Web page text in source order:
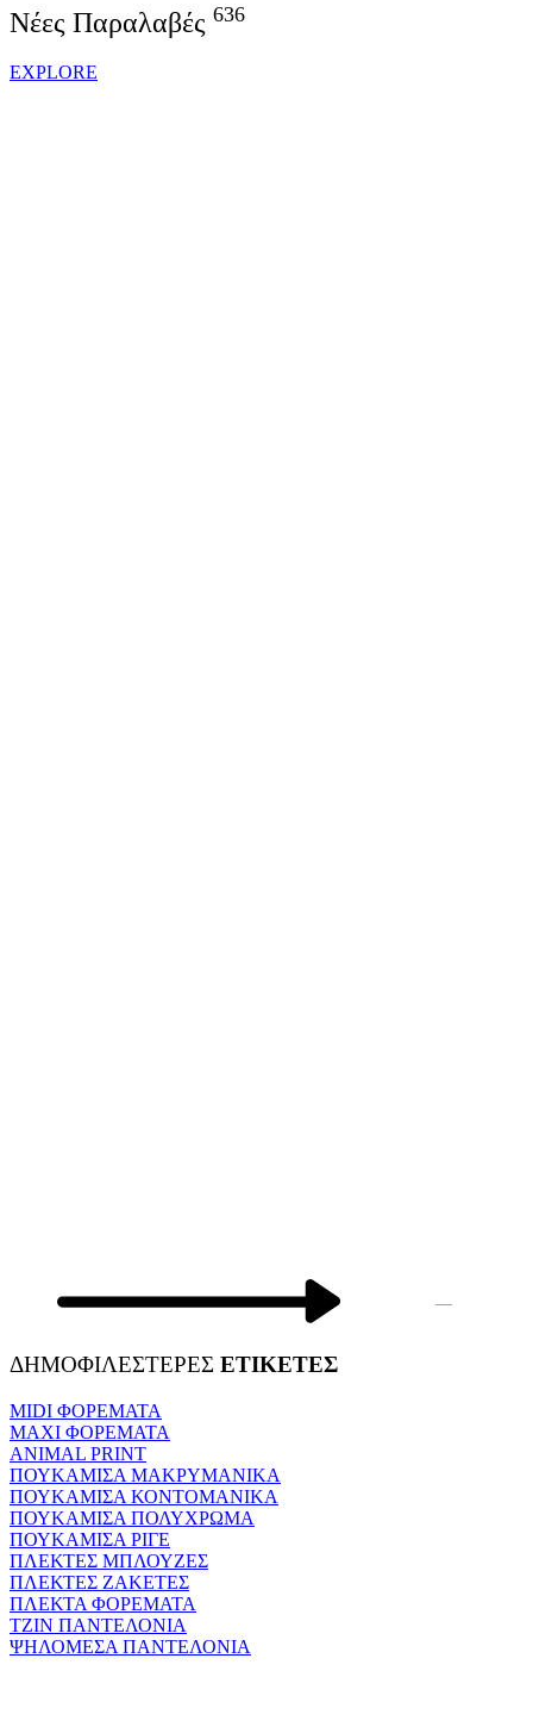
Νέες Παραλαβές 636
EXPLORE
—
ΔΗΜΟΦΙΛΕΣΤΕΡΕΣ ΕΤΙΚΕΤΕΣ
MIDI ΦΟΡΕΜΑΤΑ
MAXI ΦΟΡΕΜΑΤΑ
ANIMAL PRINT
ΠΟΥΚΑΜΙΣΑ ΜΑΚΡΥΜΑΝΙΚΑ
ΠΟΥΚΑΜΙΣΑ ΚΟΝΤΟΜΑΝΙΚΑ
ΠΟΥΚΑΜΙΣΑ ΠΟΛΥΧΡΩΜΑ
ΠΟΥΚΑΜΙΣΑ ΡΙΓΕ
ΠΛΕΚΤΕΣ ΜΠΛΟΥΖΕΣ
ΠΛΕΚΤΕΣ ΖΑΚΕΤΕΣ
ΠΛΕΚΤΑ ΦΟΡΕΜΑΤΑ
ΤΖΙΝ ΠΑΝΤΕΛΟΝΙΑ
ΨΗΛΟΜΕΣΑ ΠΑΝΤΕΛΟΝΙΑ